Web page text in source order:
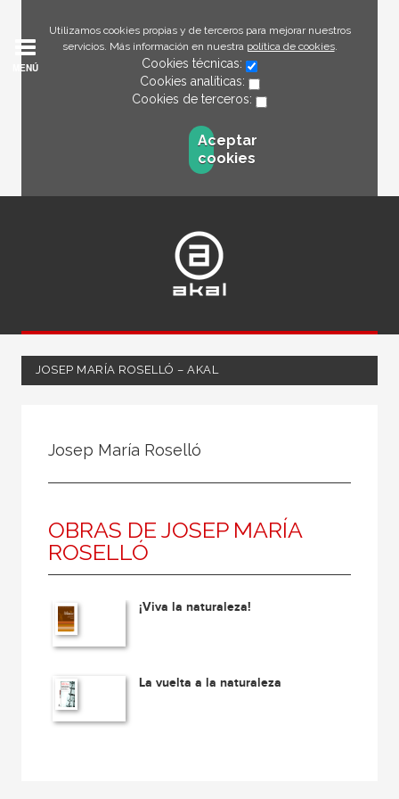
Utilizamos cookies propias y de terceros para mejorar nuestros
servicios. Más información en nuestra política de cookies.
Cookies técnicas:
Cookies analíticas:
Cookies de terceros:
Aceptar
cookies
MENÚ
JOSEP MARÍA ROSELLÓ – AKAL
Coordinador
Editor
Escritor
Escritora
Ilustrador
Prologuista
Josep María Roselló
OBRAS DE JOSEP MARÍA
ROSELLÓ
¡Viva la naturaleza!
La vuelta a la naturaleza